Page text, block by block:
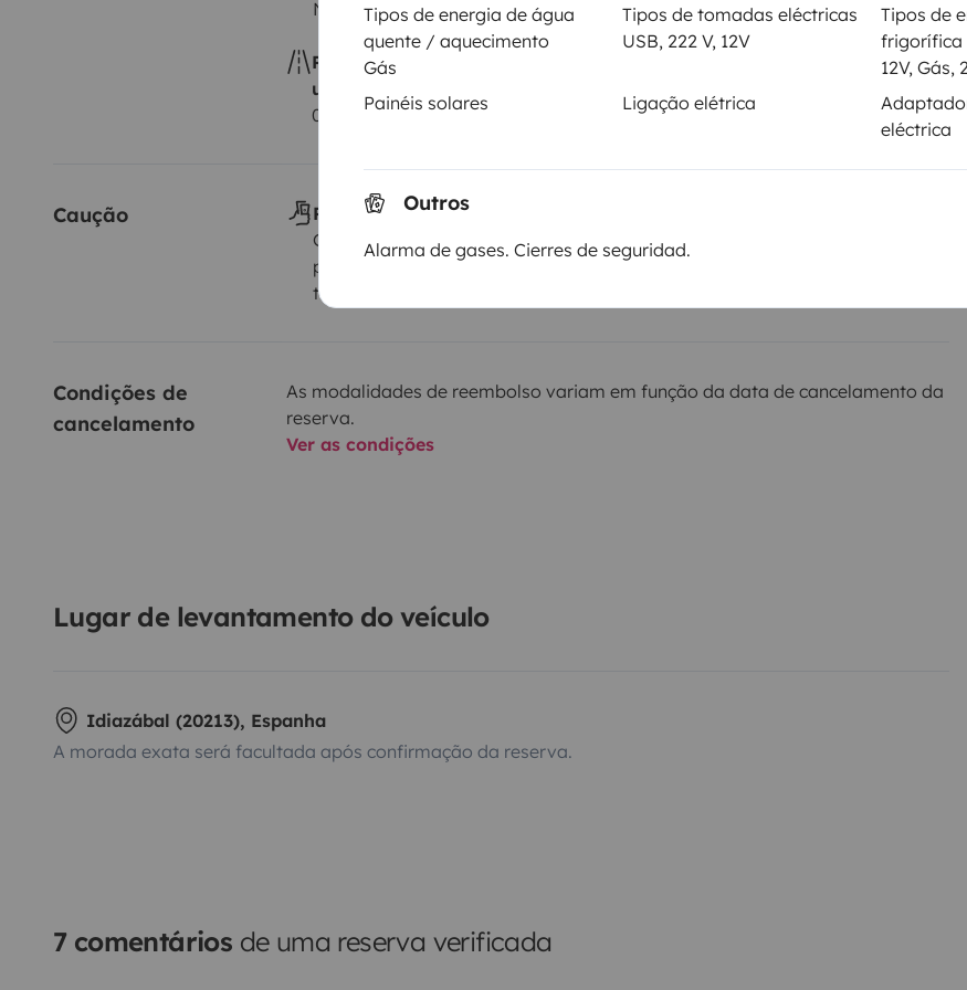
Tipos de energia de água
quente / aquecimento
Gás
Tipos de tomadas eléctricas
USB, 222 V, 12V
Tipos de
frigorífica
12V, Gás,
Painéis solares
Ligação elétrica
eléctrica
Outros
Alarma de gases. Cierres de seguridad.
Não autorizado
Não autorizado
Pacote quilométrico
ultrapassado
0,30 € por km adicional
Caução
Pagamento da caução
Gerida diretamente pelo
proprietário, dinheiro,
transferência bancária
1000 €
Condições de
cancelamento
As modalidades de reembolso variam em função da data de cancelamento da
reserva.
Ver as condições
Lugar de levantamento do veículo
Idiazábal (20213), Espanha
A morada exata será facultada após confirmação da reserva.
7 comentários de uma reserva verificada